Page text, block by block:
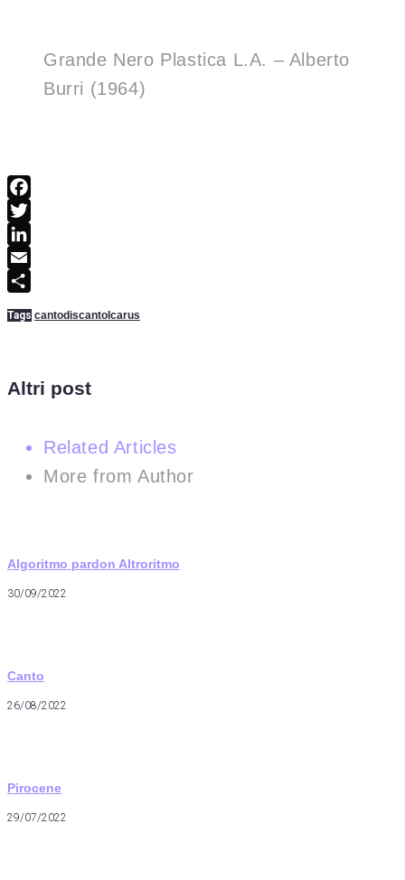
Grande Nero Plastica L.A. – Alberto
Burri (1964)
Facebook
Twitter
LinkedIn
Email
Condividi
Tags cantodiscanto Icarus
Altri post
Related Articles
More from Author
Algoritmo pardon Altroritmo
30/09/2022
Canto
26/08/2022
Pirocene
29/07/2022